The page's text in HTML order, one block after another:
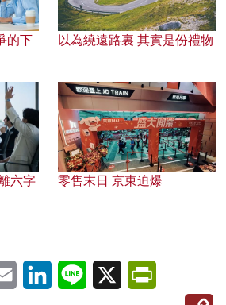
的下
以為繞遠路裏 其實是份禮物
六字
零售末日 京東迫爆
Email LinkedInLine X